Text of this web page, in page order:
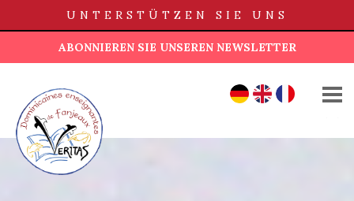
UNTERSTÜTZEN SIE UNS
ABONNIEREN SIE UNSEREN NEWSLETTER
DE EN